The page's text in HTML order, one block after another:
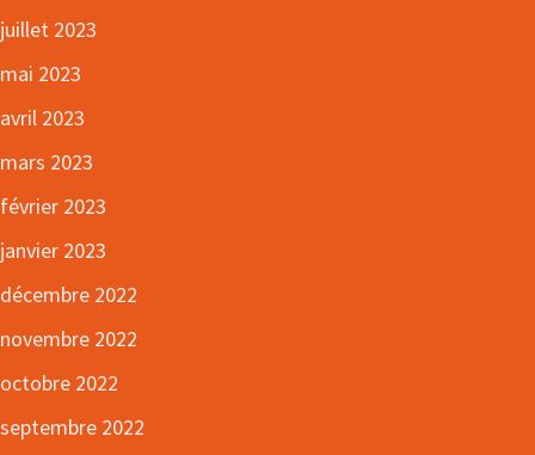
juillet 2023
mai 2023
avril 2023
mars 2023
février 2023
janvier 2023
décembre 2022
novembre 2022
octobre 2022
septembre 2022